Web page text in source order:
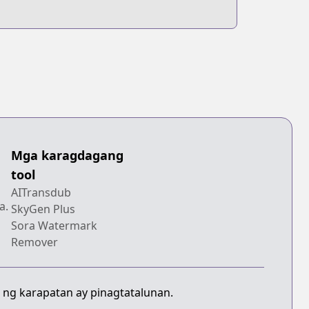
Mga karagdagang
tool
AITransdub
SkyGen Plus
Sora Watermark
Remover
karapatan ay pinagtatalunan.